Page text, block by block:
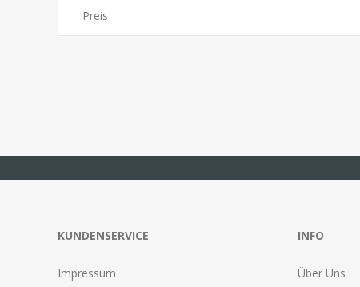
Preis
KUNDENSERVICE
Impressum
INFO
Über Uns